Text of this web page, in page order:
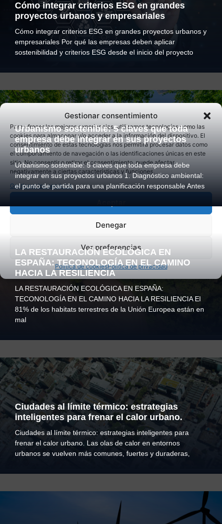
Gestionar consentimiento
Para ofrecer las mejores experiencias, utilizamos tecnologías como las
cookies para almacenar y/o acceder a la información del dispositivo. El
consentimiento de estas tecnologías nos permitirá procesar datos como
el comportamiento de navegación o las identificaciones únicas en este
sitio. No consentir o retirar el consentimiento, puede afectar
negativamente a ciertas características y funciones.
Gestionar los servicios
Denegar
Ver preferencias
Política de cookiesPolítica de privacidad
Cómo integrar criterios ESG en grandes
proyectos urbanos y empresariales
Cómo integrar criterios ESG en grandes proyectos urbanos y
empresariales Por qué las empresas deben aplicar
sostenibilidad y criterios ESG desde el inicio del proyecto
Urbanismo sostenible: 5 claves que toda
empresa debe integrar en sus proyectos
urbanos
Urbanismo sostenible: 5 claves que toda empresa debe
integrar en sus proyectos urbanos 1. Diagnóstico ambiental:
el punto de partida para una planificación responsable Antes
LA RESTAURACIÓN ECOLÓGICA EN
ESPAÑA: TECONOLOGÍA EN EL CAMINO
HACIA LA RESILIENCIA
LA RESTAURACIÓN ECOLÓGICA EN ESPAÑA:
TECONOLOGÍA EN EL CAMINO HACIA LA RESILIENCIA El
81% de los habitats terrestres de la Unión Europea están en
mal
Ciudades al límite térmico: estrategias
inteligentes para frenar el calor urbano.
Ciudades al límite térmico: estrategias inteligentes para
frenar el calor urbano. Las olas de calor en entornos
urbanos se vuelven más comunes, fuertes y duraderas,